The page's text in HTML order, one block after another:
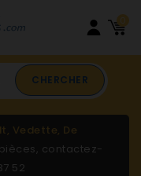
0
CHERCHER
Vedette, De
contactez-
52